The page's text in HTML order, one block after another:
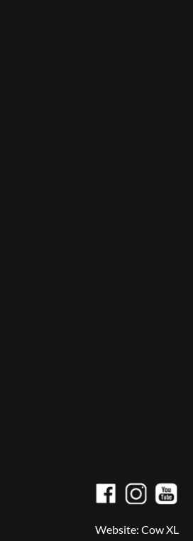
Website: Cow XL